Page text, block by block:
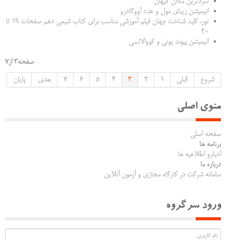
انیمیشن زیبای مول و عدد آووگادرو
نور، کلید شناخت جهان فیلم آموزشی مناسب برای کتاب شیمی دهم صفحات 19 تا
20
انیمیشن پیوند یونی و کووالانسی
صفحه3 از7
شروع
قبلی 1
2
3
4
5
6
7 بعدی پایان
منوی اصلی
صفحه اصلی
برنامه ها
اخبارو اطلاعیه ها
درباره ما
سامانه شرکت در کارگاه مجازی و آزمون آنلاین
ورود سرگروه